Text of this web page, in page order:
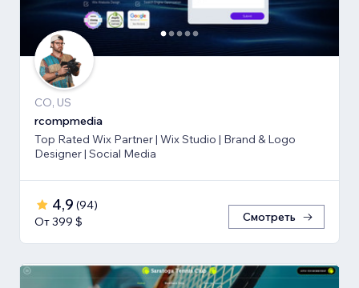
CO, US
rcompmedia
Top Rated Wix Partner | Wix Studio | Brand & Logo
Designer | Social Media
4,9 (94)
От 399 $
Смотреть